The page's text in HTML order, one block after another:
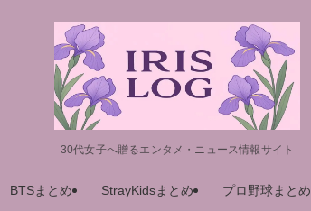
30代女子へ贈るエンタメ・ニュース情報サイト
BTSまとめ StrayKidsまとめ プロ野球まとめ